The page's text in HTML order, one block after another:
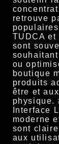
retrouve
TUDCA
sont
ou
boutique
produits
être et
physique.
Interface
moderne
sont
aux